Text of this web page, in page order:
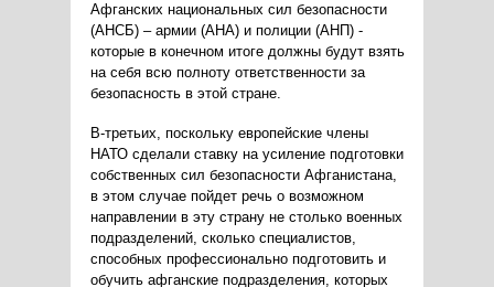
Афганских национальных сил безопасности
(АНСБ) – армии (АНА) и полиции (АНП) -
которые в конечном итоге должны будут взять
на себя всю полноту ответственности за
безопасность в этой стране.
В-третьих, поскольку европейские члены
НАТО сделали ставку на усиление подготовки
собственных сил безопасности Афганистана,
в этом случае пойдет речь о возможном
направлении в эту страну не столько военных
подразделений, сколько специалистов,
способных профессионально подготовить и
обучить афганские подразделения, которых